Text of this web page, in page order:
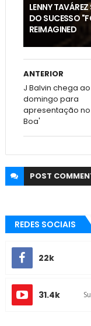
LENNY
DO SUCESSO
REIMAGINED
ANTERIOR
J Balvin chega
domingo para
apresentação no
Boa'
POST
REDES SOCIAIS
22k
31.4k